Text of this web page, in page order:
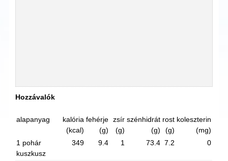
Hozzávalók
alapanyag
kalória
(kcal)
fehérje
(g)
zsír
(g)
szénhidrát
(g)
rost
(g)
koleszterin
(mg)
1 pohár
kuszkusz
349 9.4 1 73.4 7.2 0